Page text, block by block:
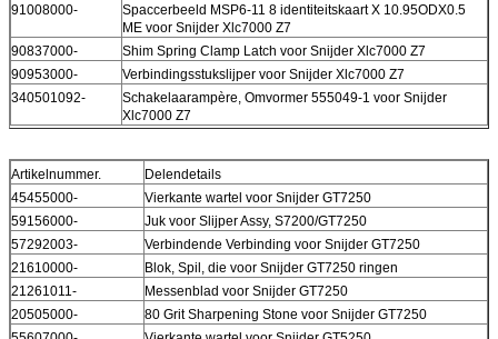
91008000-
Spaccerbeeld MSP6-11 8 identiteitskaart X 10.95ODX0.5
ME voor Snijder Xlc7000 Z7
90837000-
Shim Spring Clamp Latch voor Snijder Xlc7000 Z7
90953000-
Verbindingsstukslijper voor Snijder Xlc7000 Z7
340501092-
Schakelaarampère, Omvormer 555049-1 voor Snijder
Xlc7000 Z7
Artikelnummer.
Delendetails
45455000-
Vierkante wartel voor Snijder GT7250
59156000-
Juk voor Slijper Assy, S7200/GT7250
57292003-
Verbindende Verbinding voor Snijder GT7250
21610000-
Blok, Spil, die voor Snijder GT7250 ringen
21261011-
Messenblad voor Snijder GT7250
20505000-
80 Grit Sharpening Stone voor Snijder GT7250